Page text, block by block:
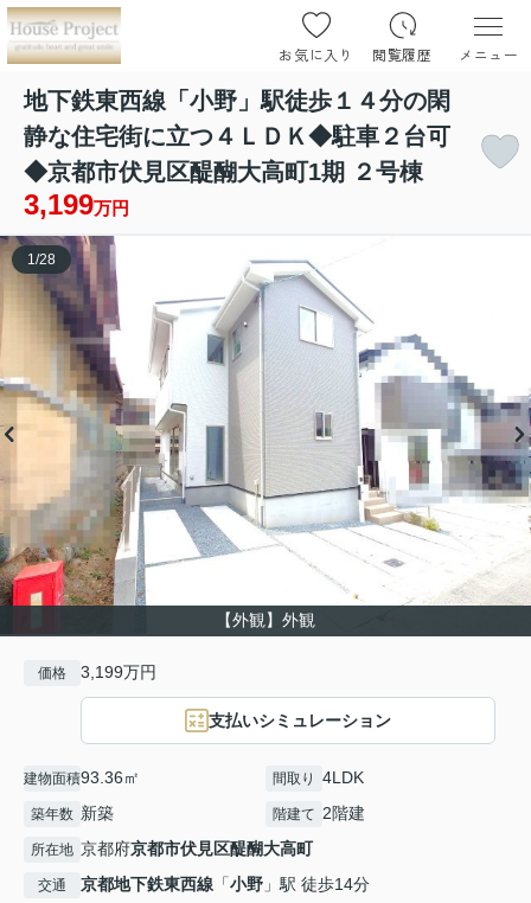
お気に入り 閲覧履歴 メニュー
地下鉄東西線「小野」駅徒歩１４分の閑
静な住宅街に立つ４ＬＤＫ◆駐車２台可
◆京都市伏見区醍醐大高町1期 ２号棟
3,199万円
【外観】外観
1 /28
価格 3,199万円
支払いシミュレーション
建物面積93.36㎡ 間取り 4LDK
築年数 新築 階建て 2階建
所在地 京都府京都市伏見区醍醐大高町
交通 京都地下鉄東西線 「小野 」駅 徒歩14分